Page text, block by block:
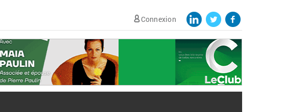
Connexion